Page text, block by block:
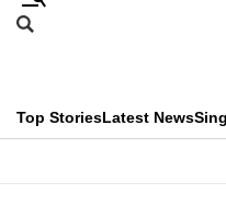
Skip
menu
Search
CNAR
Top StoriesLatest News
This